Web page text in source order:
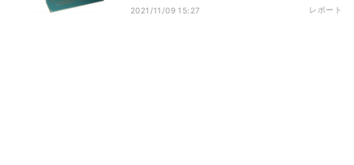
2021/11/09 15:27 レポート